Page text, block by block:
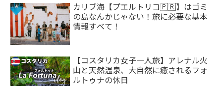
カリブ海【プエルトリコ🇵🇷】はゴミ
の島なんかじゃない！旅に必要な基本
情報すべて！
【コスタリカ女子一人旅】アレナル火
山と天然温泉、大自然に癒されるフォ
ルトゥナの休日